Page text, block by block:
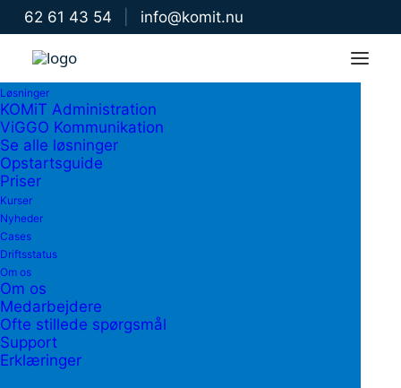
62 61 43 54 info@komit.nu
Løsninger
KOMiT Administration
ViGGO Kommunikation
Se alle løsninger
Opstartsguide
Priser
Kurser
Nyheder
Cases
Driftsstatus
Om os
Om os
Medarbejdere
Ofte stillede spørgsmål
Support
Erklæringer
Nyheder
Følg med her for de seneste opdateringer fra
KOMiT. Husk også at tilmelde dig vores nyhedsbrev.